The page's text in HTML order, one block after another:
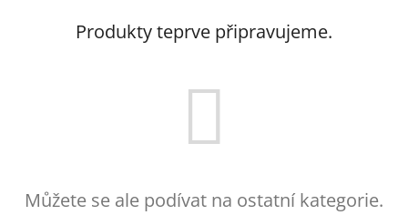
Produkty teprve připravujeme.
Můžete se ale podívat na ostatní kategorie.